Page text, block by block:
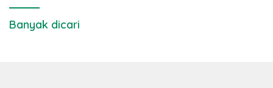
Banyak dicari